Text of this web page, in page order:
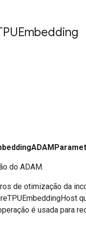
do ADAM.
de otimização da
é usada para